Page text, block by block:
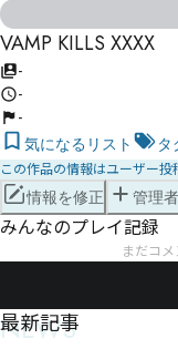
VAMP KILLS XXXX
-
-
-
気になるリスト タ
この作品の情報はユーザー
情報を修正 管理
みんなのプレイ記録
まだコ
NEWS
最新記事